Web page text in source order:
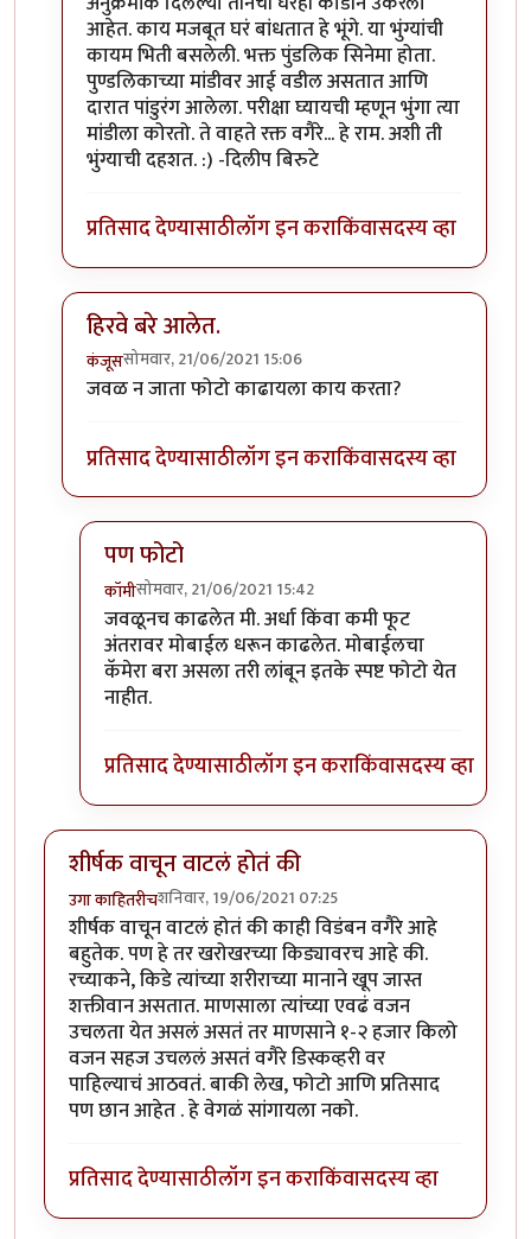
आहेत. काय मजबूत घरं बांधतात हे भूंगे. या भुंग्यांची
कायम भिती बसलेली. भक्त पुंडलिक सिनेमा होता.
पुण्डलिकाच्या मांडीवर आई वडील असतात आणि
दारात पांडुरंग आलेला. परीक्षा घ्यायची म्हणून भुंंगा त्या
मांडीला कोरतो. ते वाहते रक्त वगैरे... हे राम. अशी ती
भुंग्याची दहशत. :) -दिलीप बिरुटे
प्रतिसाद देण्यासाठीलॉग इन कराकिंवासदस्य व्हा
हिरवे बरे आलेत.
कंजूससोमवार, 21/06/2021 15:06
In reply toमाझ्या कॅमेऱ्यातले काही किडे.by
जवळ न जाता फोटो काढायला काय करता?
प्रतिसाद देण्यासाठीलॉग इन कराकिंवासदस्य व्हा
पण फोटो
कॉमीसोमवार, 21/06/2021 15:42
In reply toहिरवे बरे आलेत.byकंजूस
जवळूनच काढलेत मी. अर्धा किंवा कमी फूट
अंतरावर मोबाईल धरून काढलेत. मोबाईलचा
कॅमेरा बरा असला तरी लांबून इतके स्पष्ट फोटो येत
नाहीत.
प्रतिसाद देण्यासाठीलॉग इन कराकिंवासदस्य व्हा
शीर्षक वाचून वाटलं होतं की
उगा काहितरीचशनिवार, 19/06/2021 07:25
शीर्षक वाचून वाटलं होतं की काही विडंबन वगैरे आहे
बहुतेक. पण हे तर खरोखरच्या किड्यावरच आहे की.
रच्याकने, किडे त्यांच्या शरीराच्या मानाने खूप जास्त
शक्तीवान असतात. माणसाला त्यांच्या एवढं वजन
उचलता येत असलं असतं तर माणसाने १-२ हजार किलो
वजन सहज उचललं असतं वगैरे डिस्कव्हरी वर
पाहिल्याचं आठवतं. बाकी लेख, फोटो आणि प्रतिसाद
पण छान आहेत . हे वेगळं सांगायला नको.
प्रतिसाद देण्यासाठीलॉग इन कराकिंवासदस्य व्हा